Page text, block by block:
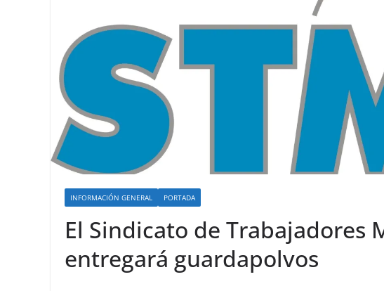
INFORMACIÓN GENERAL PORTADA
El Sindicato de Trabajadores
entregará guardapolvos